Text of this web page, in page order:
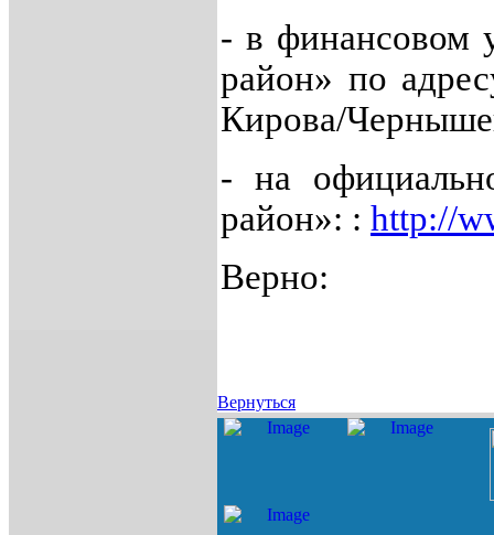
- в финансовом
район» по
Кирова/
- на
район»: : http://
Верно:
Вернуться